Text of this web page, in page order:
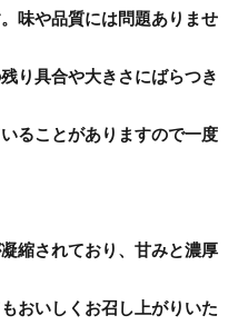
味や品質には問題ありませ
り具合や大きさにばらつき
ることがありますので一度
縮されており、甘みと濃厚
おいしくお召し上がりいた